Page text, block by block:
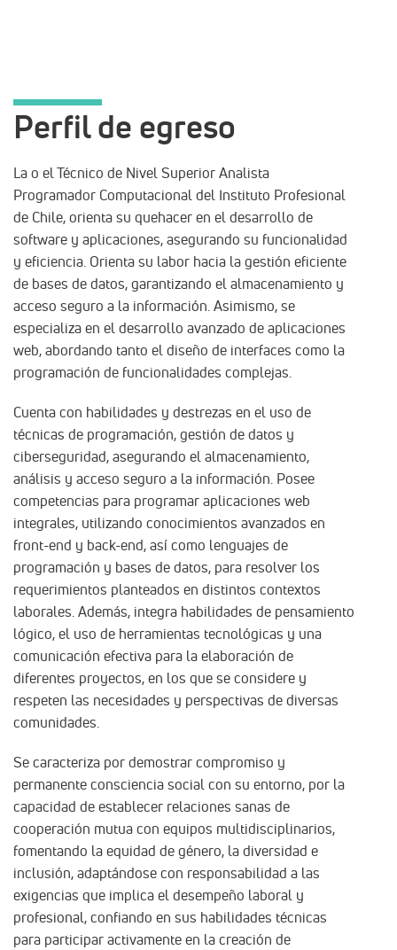
Perfil de egreso
La o el Técnico de Nivel Superior Analista
Programador Computacional del Instituto Profesional
de Chile, orienta su quehacer en el desarrollo de
software y aplicaciones, asegurando su funcionalidad
y eficiencia. Orienta su labor hacia la gestión eficiente
de bases de datos, garantizando el almacenamiento y
acceso seguro a la información. Asimismo, se
especializa en el desarrollo avanzado de aplicaciones
web, abordando tanto el diseño de interfaces como la
programación de funcionalidades complejas.
Cuenta con habilidades y destrezas en el uso de
técnicas de programación, gestión de datos y
ciberseguridad, asegurando el almacenamiento,
análisis y acceso seguro a la información. Posee
competencias para programar aplicaciones web
integrales, utilizando conocimientos avanzados en
front-end y back-end, así como lenguajes de
programación y bases de datos, para resolver los
requerimientos planteados en distintos contextos
laborales. Además, integra habilidades de pensamiento
lógico, el uso de herramientas tecnológicas y una
comunicación efectiva para la elaboración de
diferentes proyectos, en los que se considere y
respeten las necesidades y perspectivas de diversas
comunidades.
Se caracteriza por demostrar compromiso y
permanente consciencia social con su entorno, por la
capacidad de establecer relaciones sanas de
cooperación mutua con equipos multidisciplinarios,
fomentando la equidad de género, la diversidad e
inclusión, adaptándose con responsabilidad a las
exigencias que implica el desempeño laboral y
profesional, confiando en sus habilidades técnicas
para participar activamente en la creación de